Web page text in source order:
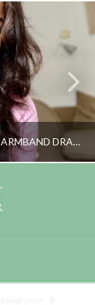
TWINNING IS WINNING. SAMEN EENZELFDE ARMBAND DRAGEN